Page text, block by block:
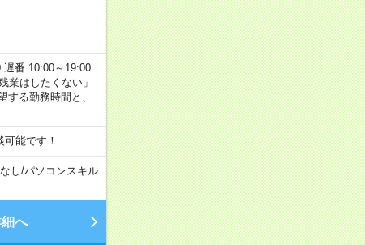
番 10:00～19:00
業はしたくない」
る勤務時間と、
能です！
し/パソコンスキル
へ